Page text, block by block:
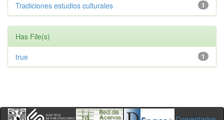
1
Tradiciones estudios culturales
Has File(s)
1
true